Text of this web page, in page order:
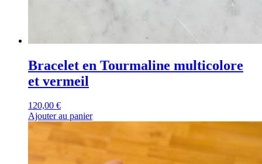
Bracelet en Tourmaline multicolore
et vermeil
120,00 €
Ajouter au panier